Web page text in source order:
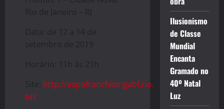
Rio de Janeiro – RJ
Data: de 12 a 14 de
setembro de 2019
Horário: 11h às 21h
Site: http://expofranchisingabf.rio.
br/
Ilusionismo
de Classe
Mundial
Encanta
Gramado no
40º Natal
Luz